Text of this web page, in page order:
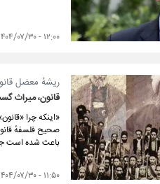
۱۲:۰۰ - ۱۴۰۴/۰۷/۳۰
ریشهٔ معضل
قانون، میراث
«اینکه چرا
صحیح فلسفهٔ
باعث شده است
۱۱:۵۰ - ۱۴۰۴/۰۷/۳۰